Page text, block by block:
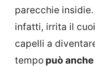
parecchie
infatti, irrita il
capelli a
tempo può